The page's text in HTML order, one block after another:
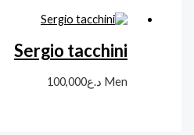
Sergio tacchini
Menد.ع100,000